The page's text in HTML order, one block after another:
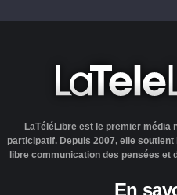
LaTéléLibre est le premier média
participatif. Depuis 2007, elle
libre communication des pensées et
En